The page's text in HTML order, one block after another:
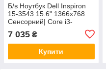
Б/в Ноутбук Dell Inspiron
15-3543 15.6" 1366x768
Сенсорний| Core i3-
5005U| 8 GB RAM| 240 GB
SSD| HD 5500
7 035 ₴
Купити